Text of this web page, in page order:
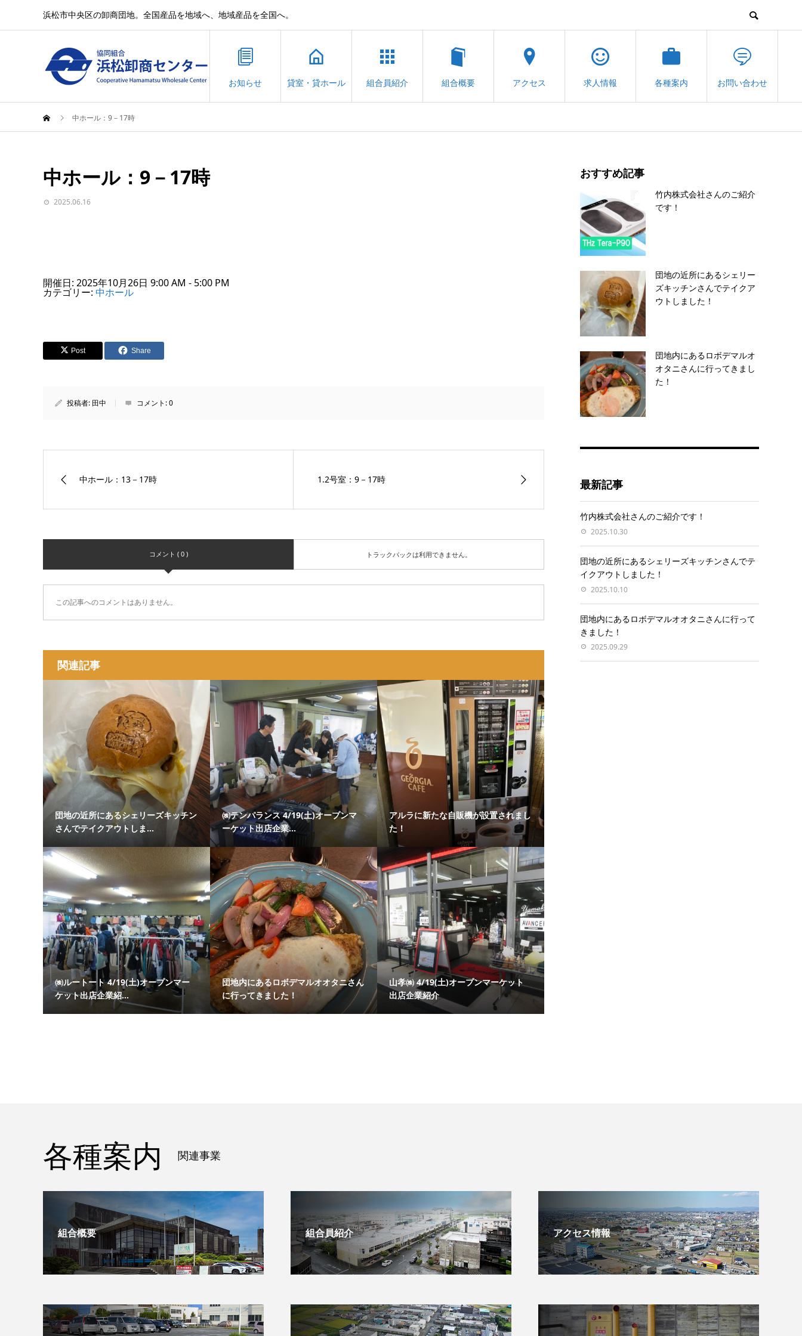
浜松市中央区の卸商団地。全国産品を地域へ、地域産品を全国へ。
お知らせ 貸室・貸ホール 組合員紹介 組合概要 アクセス 求人情報 各種案内 お問い合わせ
中ホール：9－17時
中ホール：9－17時
2025.06.16
開催日: 2025年10月26日 9:00 AM - 5:00 PM
カテゴリー: 中ホール
Post Share
投稿者: 田中 コメント:0
中ホール：13－17時 1.2号室：9－17時
コメント ( 0 ) トラックバックは利用できません。
この記事へのコメントはありません。
関連記事
団地の近所にあるシェリーズキッチン
さんでテイクアウトしま...
㈱テンパランス 4/19(土)オープンマ
ーケット出店企業...
アルラに新たな自販機が設置されまし
た！
㈱ルートート 4/19(土)オープンマー
ケット出店企業紹...
団地内にあるロボデマルオオタニさん
に行ってきました！
山孝㈱ 4/19(土)オープンマーケット
出店企業紹介
おすすめ記事
竹内株式会社さんのご紹介
です！
団地の近所にあるシェリー
ズキッチンさんでテイクア
ウトしました！
団地内にあるロボデマルオ
オタニさんに行ってきまし
た！
最新記事
竹内株式会社さんのご紹介です！
2025.10.30
団地の近所にあるシェリーズキッチンさんでテ
イクアウトしました！
2025.10.10
団地内にあるロボデマルオオタニさんに行って
きました！
2025.09.29
各種案内 関連事業
組合概要 組合員紹介 アクセス情報